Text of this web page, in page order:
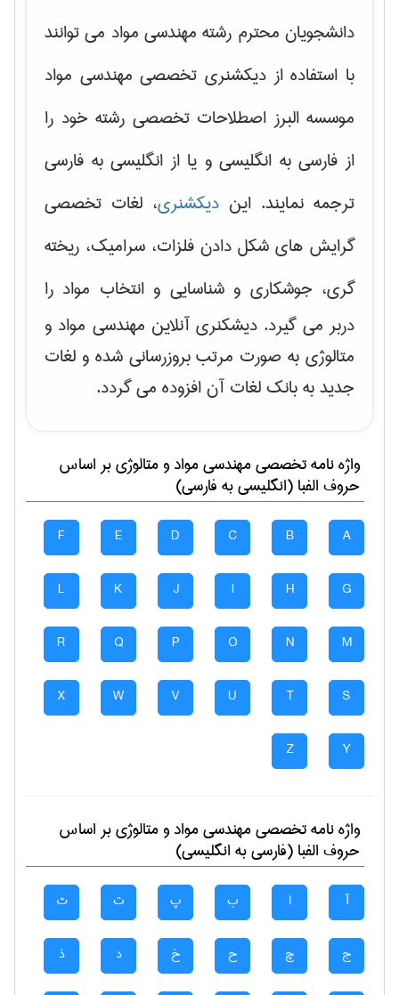
دانشجویان محترم رشته مهندسی مواد می توانند
با استفاده از دیکشنری تخصصی مهندسی مواد
موسسه البرز اصطلاحات تخصصی رشته خود را
از فارسی به انگلیسی و یا از انگلیسی به فارسی
ترجمه نمایند. این دیکشنری، لغات تخصصی
گرایش های شکل دادن فلزات، سرامیک، ریخته
گری، جوشکاری و شناسایی و انتخاب مواد را
دربر می گیرد. دیشکنری آنلاین مهندسی مواد و
متالوژی به صورت مرتب بروزرسانی شده و لغات
جدید به بانک لغات آن افزوده می گردد.
واژه نامه تخصصیمهندسی مواد و متالوژیبر اساس
حروف الفبا (انگلیسی به فارسی)
A
B
C
D
E
F
G
H
I
J
K
L
M
N
O
P
Q
R
S
T
U
V
W
X
Y
Z
واژه نامه تخصصیمهندسی مواد و متالوژیبر اساس
حروف الفبا (فارسی به انگلیسی)
آ ا ب پ ت ث
ج چ ح خ د ذ